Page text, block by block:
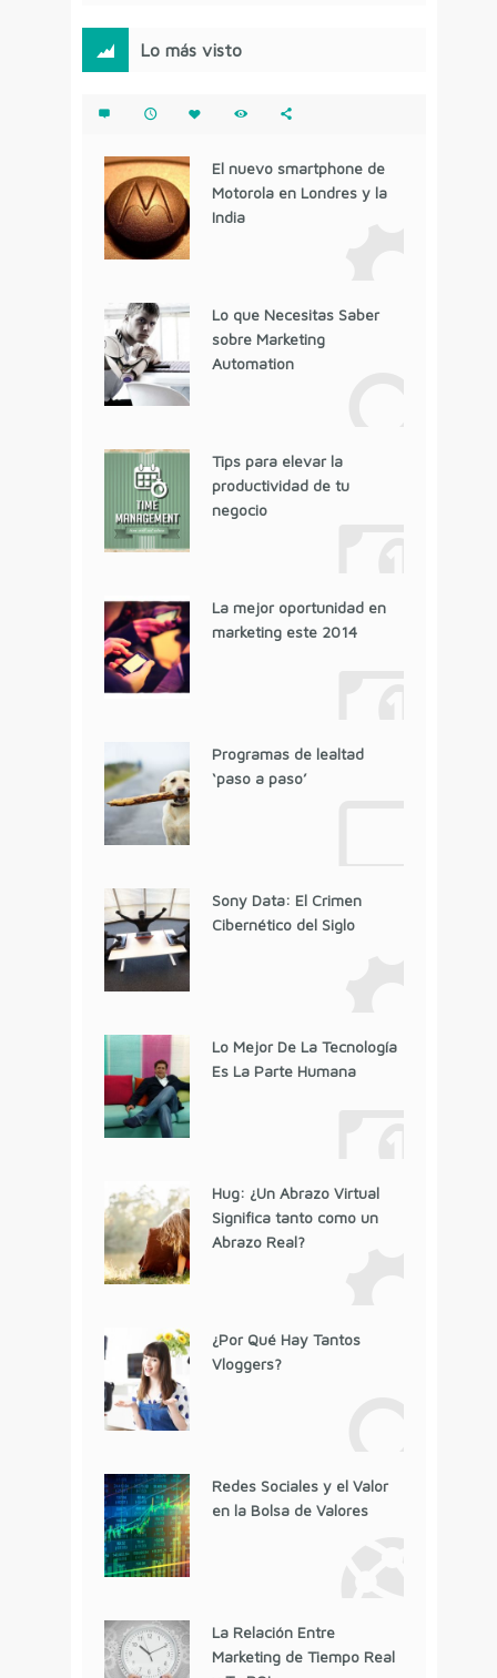
Lo más visto
El nuevo smartphone de
Motorola en Londres y la
India
Lo que Necesitas Saber
sobre Marketing
Automation
Tips para elevar la
productividad de tu
negocio
La mejor oportunidad en
marketing este 2014
Programas de lealtad
‘paso a paso’
Sony Data: El Crimen
Cibernético del Siglo
Lo Mejor De La Tecnología
Es La Parte Humana
Hug: ¿Un Abrazo Virtual
Significa tanto como un
Abrazo Real?
¿Por Qué Hay Tantos
Vloggers?
Redes Sociales y el Valor
en la Bolsa de Valores
La Relación Entre
Marketing de Tiempo Real